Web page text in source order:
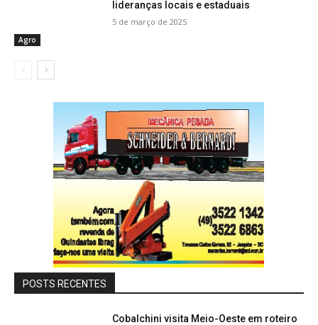
Agro
lideranças locais e estaduais
5 de março de 2025
POSTS RECENTES
Cobalchini visita Meio-Oeste em roteiro